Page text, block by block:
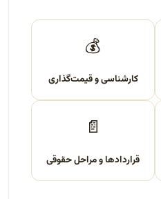
💰
کارشناسی و قیمت‌گذاری
📄
قراردادها و مراحل حقوقی